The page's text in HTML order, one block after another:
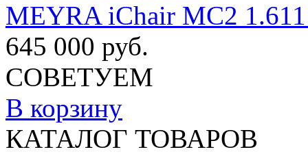
MEYRA iChair MC2
645 000 руб.
СОВЕТУЕМ
В корзину
КАТАЛОГ ТОВАРОВ